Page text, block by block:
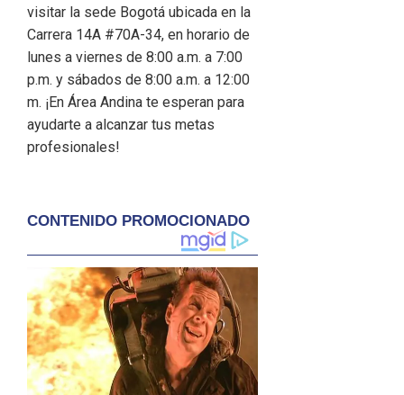
visitar la sede Bogotá ubicada en la
Carrera 14A #70A-34, en horario de
lunes a viernes de 8:00 a.m. a 7:00
p.m. y sábados de 8:00 a.m. a 12:00
m. ¡En Área Andina te esperan para
ayudarte a alcanzar tus metas
profesionales!